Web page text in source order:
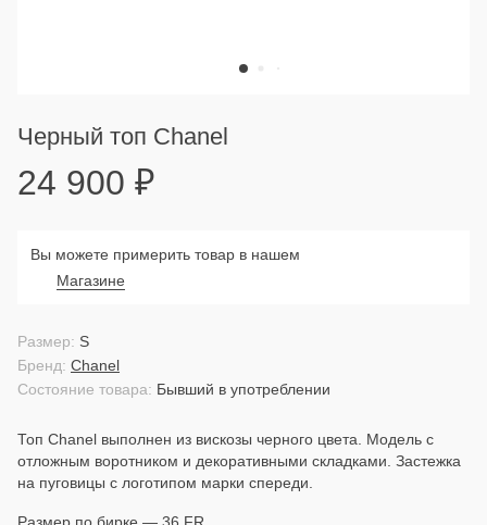
Черный топ Chanel
24 900 ₽
Вы можете примерить товар в нашем
Магазине
Состояние товара: Бывший в употреблении
Бренд: Chanel
Размер: S
Топ Chanel выполнен из вискозы черного цвета. Модель с
отложным воротником и декоративными складками. Застежка
на пуговицы с логотипом марки спереди.